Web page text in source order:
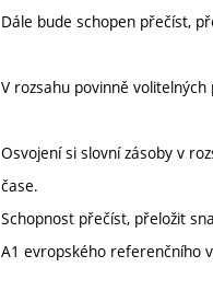
Dále bude schopen přečíst,
V rozsahu povinně
Osvojení si slovní zásoby v
čase.
Schopnost přečíst, přeložit
A1 evropského referenčního